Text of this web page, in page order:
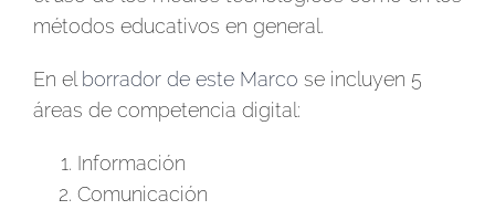
métodos educativos en general.
En el borrador de este Marco se incluyen 5
áreas de competencia digital:
Información
Comunicación